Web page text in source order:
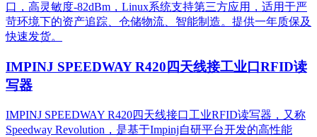
口，高灵敏度-82dBm，Linux系统支持第三方应用，适用于严
苛环境下的资产追踪、仓储物流、智能制造。提供一年质保及
快速发货。
IMPINJ SPEEDWAY R420四天线接工业口RFID读
写器
IMPINJ SPEEDWAY R420四天线接口工业RFID读写器，又称
Speedway Revolution，是基于Impinj自研平台开发的高性能